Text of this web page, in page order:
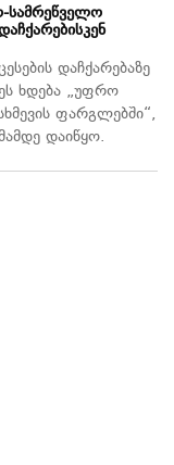
სამრეწველო
დაჩქარებაზე
ხდება „უფრო
ფარგლებში“,
დაიწყო.